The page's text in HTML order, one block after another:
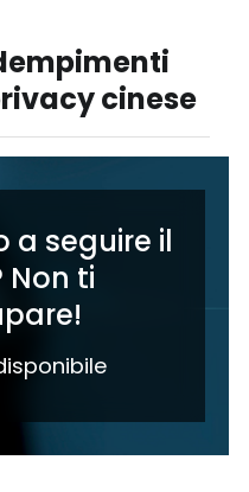
cinese
a seguire il
Non ti